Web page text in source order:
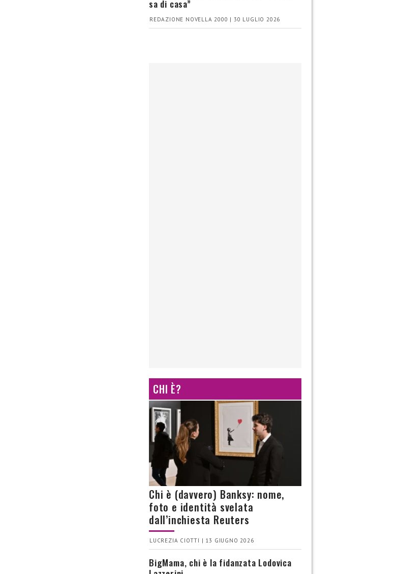
sa di casa”
REDAZIONE NOVELLA 2000 | 30 LUGLIO 2026
CHI È?
Chi è (davvero) Banksy: nome,
foto e identità svelata
dall’inchiesta Reuters
LUCREZIA CIOTTI | 13 GIUGNO 2026
BigMama, chi è la fidanzata Lodovica